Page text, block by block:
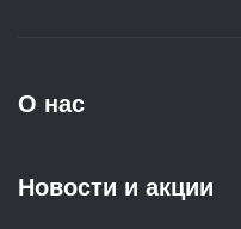
О нас
Новости и акции